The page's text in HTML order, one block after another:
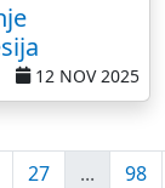
12 NOV 2025
27 ... 98